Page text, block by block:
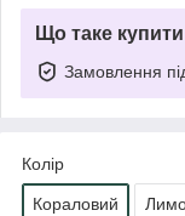
Що таке
Замовлення
Колір
Кораловий